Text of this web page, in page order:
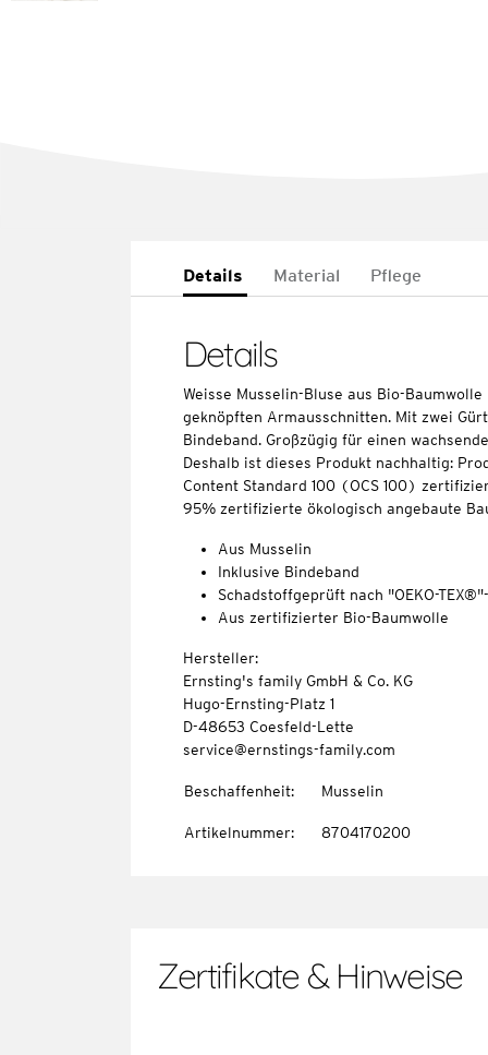
Details Material Pflege
Details
Weisse Musselin-Bluse aus Bio-
geknöpften Armausschnitten. Mit zwei
Bindeband. Großzügig für einen
Deshalb ist dieses Produkt nachhaltig:
Content Standard 100 (OCS 100)
95% zertifizierte ökologisch angebaute
Aus Musselin
Inklusive Bindeband
Schadstoffgeprüft nach "OEKO-
Aus zertifizierter Bio-Baumwolle
Hersteller:
Ernsting's family GmbH & Co. KG
Hugo-Ernsting-Platz 1
D-48653 Coesfeld-Lette
service@ernstings-family.com
Beschaffenheit: Musselin
Artikelnummer: 8704170200
Zertifikate & Hinweise